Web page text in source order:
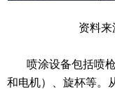
资料
喷涂设备包括喷
和电机）、旋杯等。